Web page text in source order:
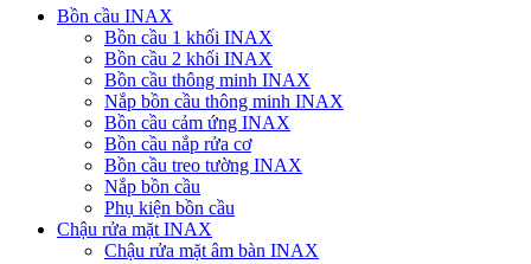
Bồn cầu INAX
Bồn cầu 1 khối INAX
Bồn cầu 2 khối INAX
Bồn cầu thông minh INAX
Nắp bồn cầu thông minh INAX
Bồn cầu cảm ứng INAX
Bồn cầu nắp rửa cơ
Bồn cầu treo tường INAX
Nắp bồn cầu
Phụ kiện bồn cầu
Chậu rửa mặt INAX
Chậu rửa mặt âm bàn INAX